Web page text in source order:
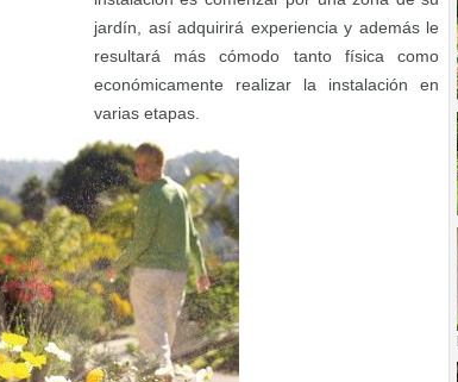
jardín, así adquirirá experiencia y además le
resultará más cómodo tanto física como
económicamente realizar la instalación en
varias etapas.